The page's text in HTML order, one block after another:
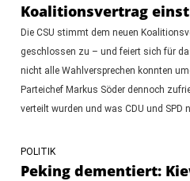
Koalitionsvertrag
Die CSU stimmt dem neuen
geschlossen zu – und feiert sich für
nicht alle Wahlversprechen konnten
Parteichef Markus Söder dennoch
verteilt wurden und was CDU und SPD
POLITIK
Peking dementiert: